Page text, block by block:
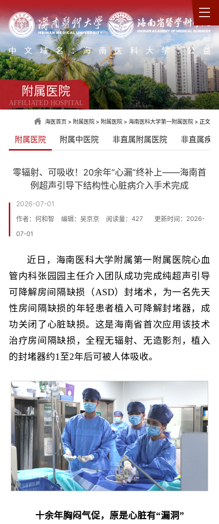
附属医院
AFFILIATED HOSPITAL
海医首页 > 附属医院 > 附属医院 >海南医科大学第一附属医院 > 正文
附属医院 附属中医院 非直属附属医院 非直属疾
零辐射、可吸收！20余年“心漏”终补上——海南首
例超声引导下结构性心脏病介入手术完成
2026-07-01
作者：何和智 编辑：吴京京 阅读量： 427
更新时间：2026-
07-01
近日，海南医科大学附属第一附属医院心血
管内科张园园主任介入团队成功完成纯超声引导
可降解房间隔缺损（ASD）封堵术，为一名先天
性房间隔缺损的年轻患者植入可降解封堵器，成
功关闭了心脏缺损。这是海南省首次应用该技术
治疗房间隔缺损，全程无辐射、无造影剂，植入
的封堵器约1至2年后可被人体吸收。
十余年胸闷气促，原是心脏有“漏洞”